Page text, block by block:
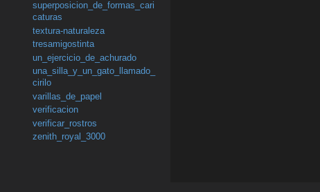
superposicion_de_formas_cari
caturas
textura-naturaleza
tresamigostinta
un_ejercicio_de_achurado
una_silla_y_un_gato_llamado_
cirilo
varillas_de_papel
verificacion
verificar_rostros
zenith_royal_3000